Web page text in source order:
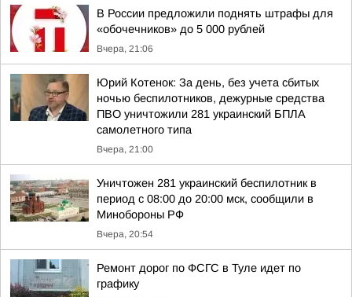
В России предложили поднять штрафы для
«обочечников» до 5 000 рублей
Вчера, 21:06
Юрий Котенок: За день, без учета сбитых
ночью беспилотников, дежурные средства
ПВО уничтожили 281 украинский БПЛА
самолетного типа
Вчера, 21:00
Уничтожен 281 украинский беспилотник в
период с 08:00 до 20:00 мск, сообщили в
Минобороны РФ
Вчера, 20:54
Ремонт дорог по ФСГС в Туле идет по
графику